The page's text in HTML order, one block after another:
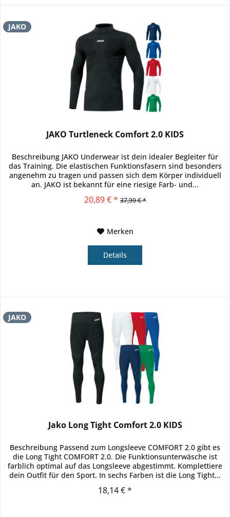
JAKO
JAKO Turtleneck Comfort 2.0 KIDS
Beschreibung JAKO Underwear ist dein idealer Begleiter für
das Training. Die elastischen Funktionsfasern sind besonders
angenehm zu tragen und passen sich dem Körper individuell
an. JAKO ist bekannt für eine riesige Farb- und...
20,89 € * 37,99 € *
Merken
Details
JAKO
Jako Long Tight Comfort 2.0 KIDS
Beschreibung Passend zum Longsleeve COMFORT 2.0 gibt es
die Long Tight COMFORT 2.0. Die Funktionsunterwäsche ist
farblich optimal auf das Longsleeve abgestimmt. Komplettiere
dein Outfit für den Sport. In sechs Farben ist die Long Tight...
18,14 € *